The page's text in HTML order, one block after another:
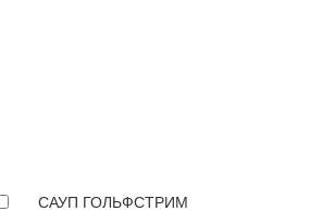
САУП ГОЛЬФСТРИМ